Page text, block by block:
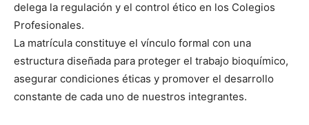
delega la regulación y el control ético en los Colegios
Profesionales.
La matrícula constituye el vínculo formal con una
estructura diseñada para proteger el trabajo bioquímico,
asegurar condiciones éticas y promover el desarrollo
constante de cada uno de nuestros integrantes.